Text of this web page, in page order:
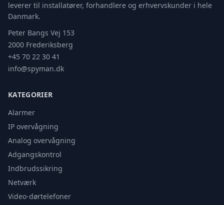
leverer til installatører, forhandlere og erhvervskunder i hele
Danmark.
Peter Bangs Vej 153
2000 Frederiksberg
+45 70 22 30 41
info@spyman.dk
KATEGORIER
Alarmer
IP overvågning
Analog overvågning
Adgangskontrol
Indbrudssikring
Netværk
Video-dørtelefoner